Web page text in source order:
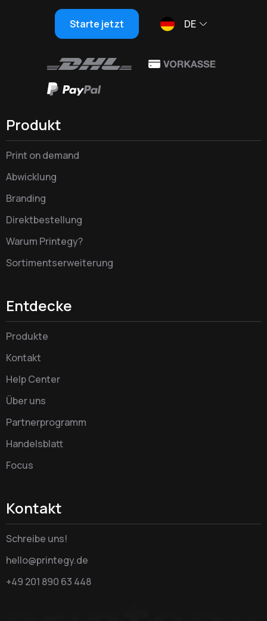
Starte jetzt DE
Produkt
Print on demand
Abwicklung
Branding
Direktbestellung
Warum Printegy?
Sortimentserweiterung
Entdecke
Produkte
Kontakt
Help Center
Über uns
Partnerprogramm
Handelsblatt
Focus
Kontakt
Schreibe uns!
hello@printegy.de
+49 201 890 63 448